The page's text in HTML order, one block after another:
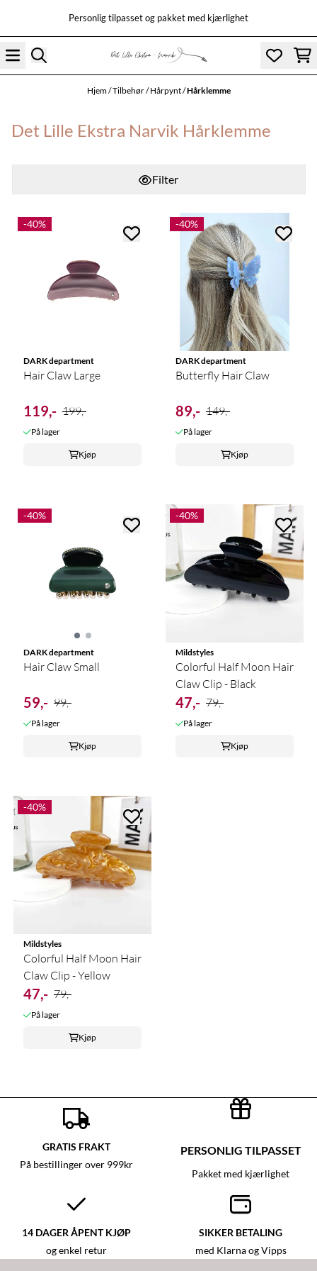
Hopp til innholdPersonlig tilpasset og pakket med kjærlighet
Hjem/Tilbehør/Hårpynt/Hårklemme
Det Lille Ekstra Narvik Hårklemme
Filter
-40%
DARK department
Hair Claw Large
119,- 199,-
På lager
Kjøp
-40%
DARK department
Butterfly Hair Claw
89,- 149,-
På lager
Kjøp
-40%
DARK department
Hair Claw Small
59,- 99,-
På lager
Kjøp
-40%
Mildstyles
Colorful Half Moon Hair
Claw Clip - Black
47,- 79,-
På lager
Kjøp
-40%
Mildstyles
Colorful Half Moon Hair
Claw Clip - Yellow
47,- 79,-
På lager
Kjøp
GRATIS FRAKT
På bestillinger over 999kr
PERSONLIG TILPASSET
Pakket med kjærlighet
14 DAGER ÅPENT KJØP
og enkel retur
SIKKER BETALING
med Klarna og Vipps